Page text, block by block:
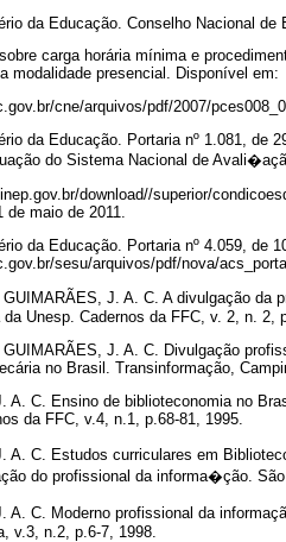
da Educação. Conselho Nacional
carga horária mínima e
modalidade presencial. Disponível em:
cne/arquivos/pdf/2007/
da Educação. Portaria nº 1.081, de
do Sistema Nacional de
download//superior/
maio de 2011.
da Educação. Portaria nº 4.059, de
sesu/arquivos/pdf/nova/
J. A. C. A divulgação da
da Unesp. Cadernos da FFC, v. 2, n. 2,
J. A. C. Divulgação
no Brasil. Transinformação,
A. C. Ensino de biblioteconomia no
da FFC, v.4, n.1, p.68-81, 1995.
A. C. Estudos curriculares em
do profissional da informa�ção.
A. C. Moderno profissional da
v.3, n.2, p.6-7, 1998.